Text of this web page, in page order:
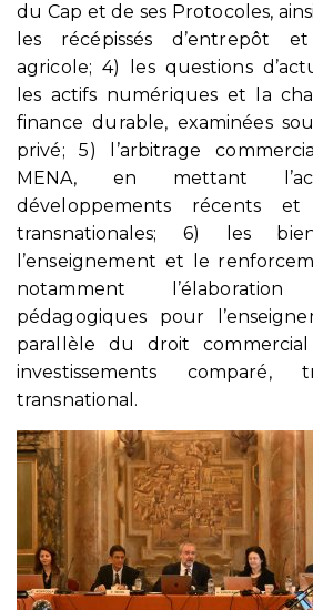
du Cap et de ses Protocoles,
les récépissés d’entrepôt
agricole; 4) les questions
les actifs numériques et la
finance durable, examinées
privé; 5) l’arbitrage
MENA, en mettant
développements récents et
transnationales; 6) les
l’enseignement et le
notamment
pédagogiques pour
parallèle du droit
investissements comparé,
transnational.